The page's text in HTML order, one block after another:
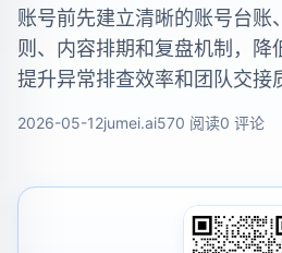
账号前先建立清晰的账号台账
则、内容排期和复盘机制，降
提升异常排查效率和团队交接
2026-05-12jumei.ai570 阅读0 评论